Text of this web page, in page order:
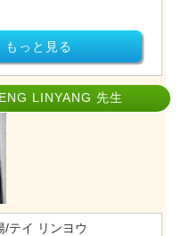
もっと見る
LINYANG 先生
/テイ リンヨウ